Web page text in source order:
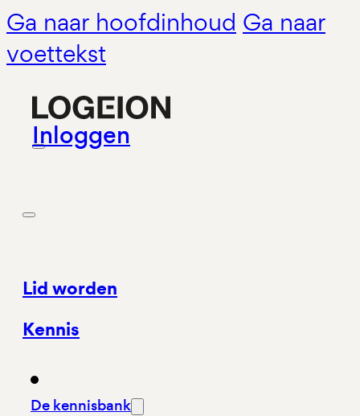
Ga naar hoofdinhoud Ga naar
voettekst
Inloggen
Lid worden
Kennis
De kennisbank